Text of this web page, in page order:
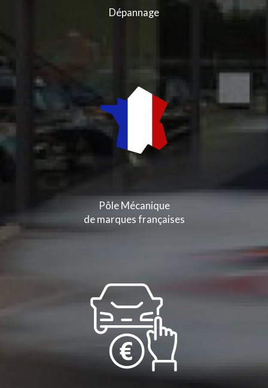
Dépannage
Pôle Mécanique
de marques françaises